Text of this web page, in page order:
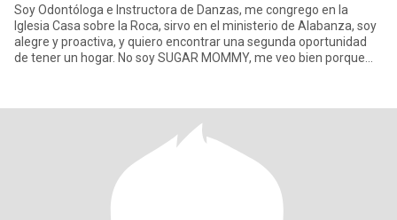
Soy Odontóloga e Instructora de Danzas, me congrego en la
Iglesia Casa sobre la Roca, sirvo en el ministerio de Alabanza, soy
alegre y proactiva, y quiero encontrar una segunda oportunidad
de tener un hogar. No soy SUGAR MOMMY, me veo bien porque